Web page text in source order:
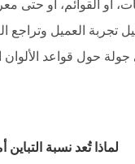
أو القوائم، أو حتى
1. لماذا تُعد نسبة